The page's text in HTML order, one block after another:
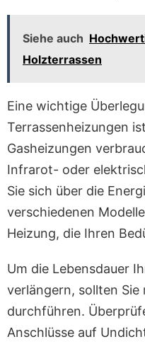
Siehe auch
Holzterrassen
Eine wichtige
Terrassenheizungen
Gasheizungen
Infrarot- oder
Sie sich über die
verschiedenen
Heizung, die Ihren
Um die Lebensdauer
verlängern, sollten Sie
durchführen.
Anschlüsse auf